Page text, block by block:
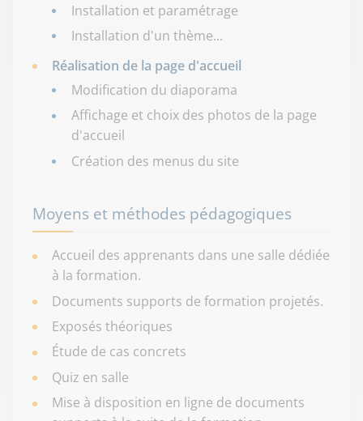
Installation et paramétrage
Installation d'un thème...
Réalisation de la page d'accueil
Modification du diaporama
Affichage et choix des photos de la page
d'accueil
Création des menus du site
Moyens et méthodes pédagogiques
Accueil des apprenants dans une salle dédiée
à la formation.
Documents supports de formation projetés.
Exposés théoriques
Étude de cas concrets
Quiz en salle
Mise à disposition en ligne de documents